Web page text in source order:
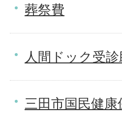
葬祭費
人間ドック受
三田市国民健